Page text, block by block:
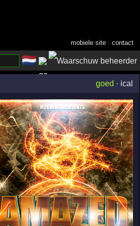
mobiele site ·contact
🇳🇱
goed · ical